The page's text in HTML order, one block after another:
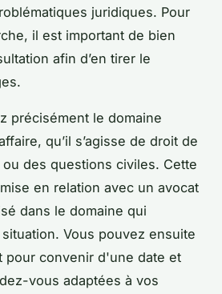
juridiques. Pour
il est important de bien
afin d’en tirer le
précisément le domaine
qu’il s’agisse de droit de
des questions civiles. Cette
en relation avec un avocat
dans le domaine qui
Vous pouvez ensuite
pour convenir d'une date et
vous adaptées à vos